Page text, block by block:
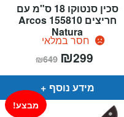
סכין סנטוקו 18 ס"מ עם
חריצים 155810 Arcos
Natura
חסר במלאי
₪649 המחיר
המקורי
היה:
₪649.
₪299
הוא:
מידע נוסף
מבצע!